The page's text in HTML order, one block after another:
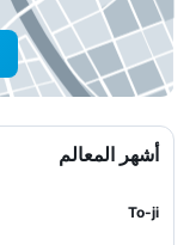
أشهر المعالم
To-ji